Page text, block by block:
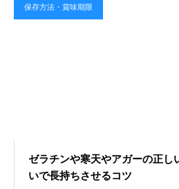
保存方法・賞味期限
ゼラチンや寒天やアガーの正し
いで長持ちさせるコツ